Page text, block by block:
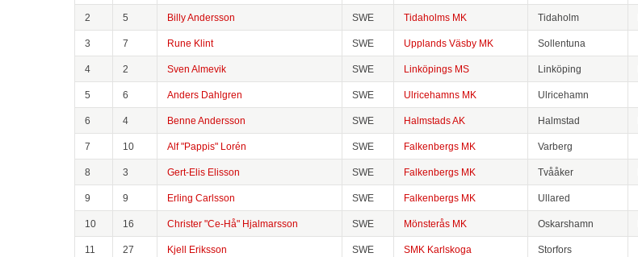
2 5 Billy Andersson SWE Tidaholms MK Tidaholm
3 7 Rune Klint SWE Upplands Väsby MK Sollentuna
4 2 Sven Almevik SWE Linköpings MS Linköping
5 6 Anders Dahlgren SWE Ulricehamns MK Ulricehamn
6 4 Benne Andersson SWE Halmstads AK Halmstad
7 10 Alf "Pappis" Lorén SWE Falkenbergs MK Varberg
8 3 Gert-Elis Elisson SWE Falkenbergs MK Tvååker
9 9 Erling Carlsson SWE Falkenbergs MK Ullared
10 16 Christer "Ce-Hå" Hjalmarsson SWE Mönsterås MK Oskarshamn
11 27 Kjell Eriksson SWE SMK Karlskoga Storfors